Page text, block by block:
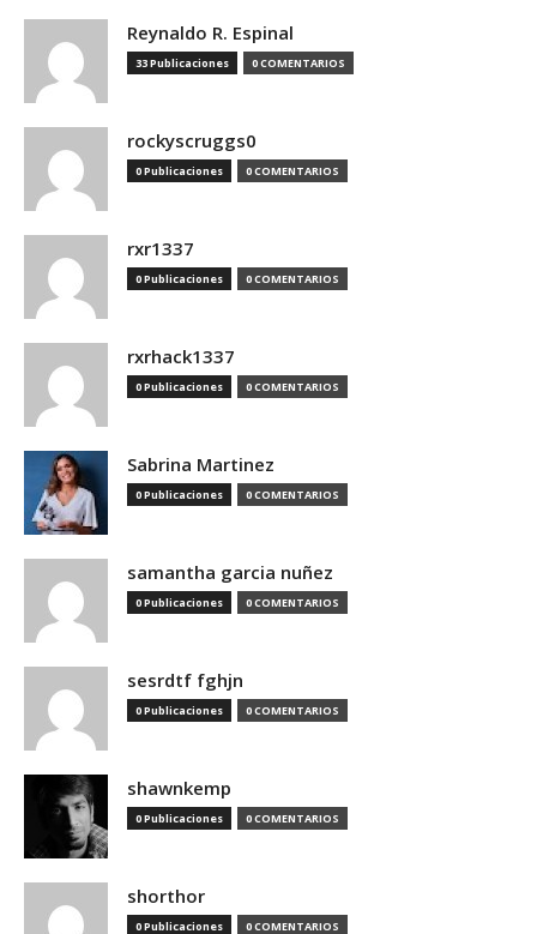
Reynaldo R. Espinal
33 Publicaciones 0 COMENTARIOS
rockyscruggs0
0 Publicaciones 0 COMENTARIOS
rxr1337
0 Publicaciones 0 COMENTARIOS
rxrhack1337
0 Publicaciones 0 COMENTARIOS
Sabrina Martinez
0 Publicaciones 0 COMENTARIOS
samantha garcia nuñez
0 Publicaciones 0 COMENTARIOS
sesrdtf fghjn
0 Publicaciones 0 COMENTARIOS
shawnkemp
0 Publicaciones 0 COMENTARIOS
shorthor
0 Publicaciones 0 COMENTARIOS